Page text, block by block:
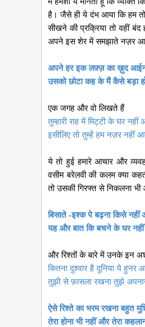
है। जैसे ही ये दंभ आया कि हम
सीखने की प्रक्रिया तो वहीं
अपने इस शेर में समझाते नज़र
अपने हर इक लफ़्ज़ का ख़ुद
उसको छोटा कह के मैं कैसे बड़ा
एक जगह और वो लिखते हैं
तुम्हारी राह में मिट्टी के घर नहीं
इसीलिए तो तुम्हें हम नज़र नहीं
ये तो हुई हमारे आचार और
वसीम बरेलवी की कलम क्या
तो उसकी गिरफ्त से निकलना
बिसाते -इश्क पे बढ़ना किसे नहीं
यह और बात कि बचने के घर
और रिश्तों के बारे में उनके इन
कितना दुश्वार है दुनिया ये हुनर
तुझी से फ़ासला रखना तुझे
ऐसे रिश्ते का भरम रखना बहुत
तेरा होना भी नहीं और तेरा